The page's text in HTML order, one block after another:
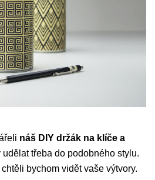
náš DIY držák na klíče a
udělat třeba do podobného stylu.
bychom vidět vaše výtvory.